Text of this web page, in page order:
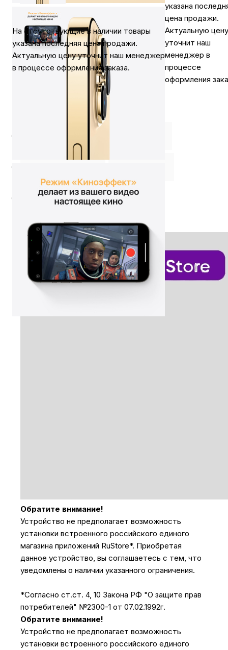
На отсутствующие в наличии товары
указана последняя цена продажи.
Актуальную цену уточнит наш менеджер
в процессе оформления заказа.
указана
цена продажи.
Актуальную цену
уточнит наш
менеджер в
процессе
оформления
Оплата Доставка
Обратите внимание!
Устройство не предполагает возможность
установки встроенного российского единого
магазина приложений RuStore*. Приобретая
данное устройство, вы соглашаетесь с тем, что
уведомлены о наличии указанного ограничения.
*Согласно ст.ст. 4, 10 Закона РФ "О защите прав
потребителей" №2300-1 от 07.02.1992г.
Обратите внимание!
Устройство не предполагает возможность
установки встроенного российского единого